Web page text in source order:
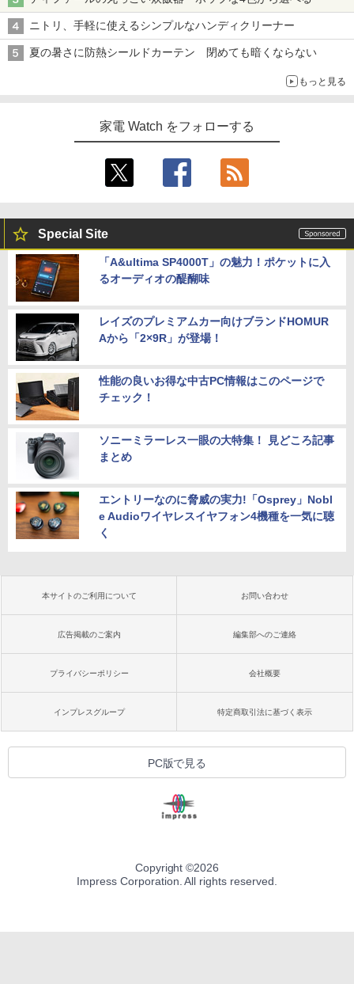
ニトリ、手軽に使えるシンプルなハンディクリーナー
夏の暑さに防熱シールドカーテン 閉めても暗くならない
もっと見る
家電 Watch をフォローする
Special Site
「A&ultima SP4000T」の魅力！ポケットに入
るオーディオの醍醐味
レイズのプレミアムカー向けブランドHOMUR
Aから「2×9R」が登場！
性能の良いお得な中古PC情報はこのページで
チェック！
ソニーミラーレス一眼の大特集！ 見どころ記事
まとめ
エントリーなのに脅威の実力!「Osprey」Nobl
e Audioワイヤレスイヤフォン4機種を一気に聴
く
本サイトのご利用について お問い合わせ
広告掲載のご案内 編集部へのご連絡
プライバシーポリシー 会社概要
インプレスグループ 特定商取引法に基づく表示
PC版で見る
Copyright ©2026
Impress Corporation. All rights reserved.